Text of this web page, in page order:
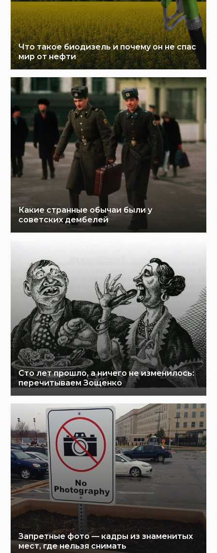
Что такое биодизель и почему он не спас
мир от нефти
Какие странные обычаи были у
советских дембелей
Сто лет прошло, а ничего не изменилось:
перечитываем Зощенко
Запретные фото — кадры из знаменитых
мест, где нельзя снимать